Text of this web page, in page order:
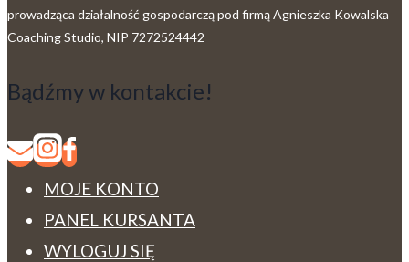
prowadząca działalność gospodarczą pod firmą Agnieszka Kowalska
Coaching Studio, NIP 7272524442
Bądźmy w kontakcie!
MOJE KONTO
PANEL KURSANTA
WYLOGUJ SIĘ